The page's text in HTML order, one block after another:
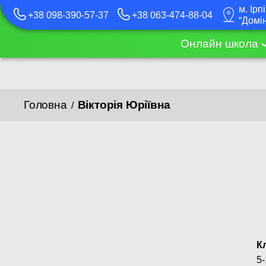
+38 098-390-57-37 +38 063-474-88-04
м.
Онлайн школа
Головна / Вікторія Юріївна